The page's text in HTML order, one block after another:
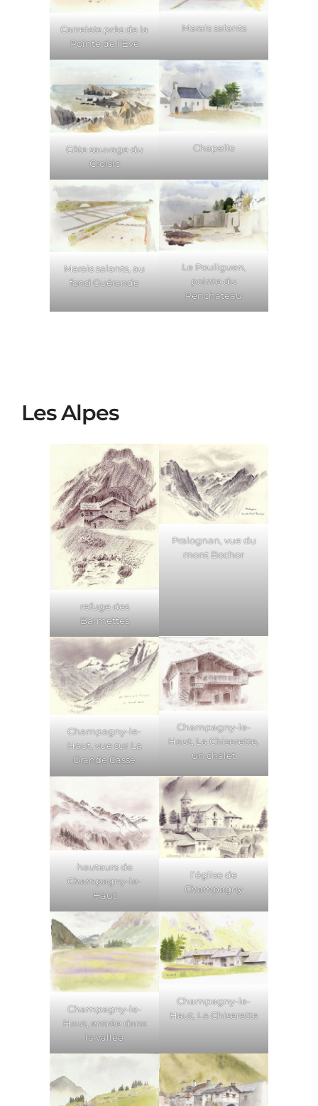
Carrelets près de la
Pointe de l’Eve
Marais salants
Côte sauvage du
Croisic
Chapelle
Marais salants, au
fond Guérande
Le Pouliguen,
pointe du
Penchateau
Les Alpes
refuge des
Barmettes
Pralognan, vue du
mont Bochor
Champagny-le-
Haut, vue sur La
Grande Casse
Champagny-le-
Haut, La Chiserette,
un chalet
hauteurs de
Champagny-le-
Haut
l’église de
Champagny
Champagny-le-
Haut, entrée dans
la vallée
Champagny-le-
Haut, La Chiserette